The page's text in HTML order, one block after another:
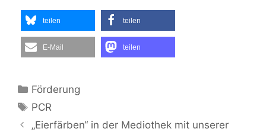
teilen teilen
E-Mail teilen
Kategorien
Förderung
Schlagwörter
PCR
„Eierfärben“ in der Mediothek mit unserer